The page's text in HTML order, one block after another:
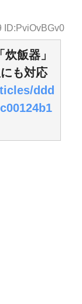
ID:PviOvBGv0
飯器」
も対応
ddd